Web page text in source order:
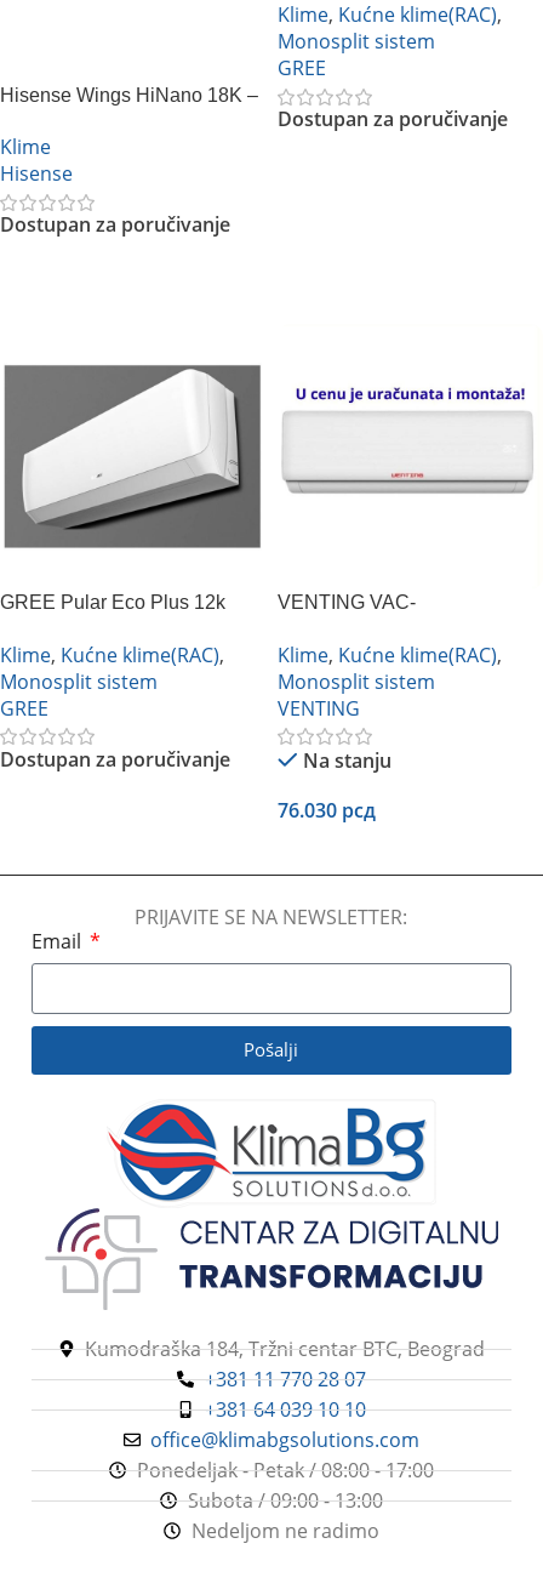
Hisense Wings HiNano 18K –
Klime
Hisense
Dostupan za poručivanje
Klime, Kućne klime(RAC),
Monosplit sistem
GREE
Dostupan za poručivanje
GREE Pular Eco Plus 12k
Klime, Kućne klime(RAC),
Monosplit sistem
GREE
Dostupan za poručivanje
VENTING VAC-
Klime, Kućne klime(RAC),
Monosplit sistem
VENTING
Na stanju
76.030 рсд
PRIJAVITE SE NA NEWSLETTER:
Email
Pošalji
Kumodraška 184, Tržni centar BTC, Beograd
+381 11 770 28 07
+381 64 039 10 10
office@klimabgsolutions.com
Ponedeljak - Petak / 08:00 - 17:00
Subota / 09:00 - 13:00
Nedeljom ne radimo